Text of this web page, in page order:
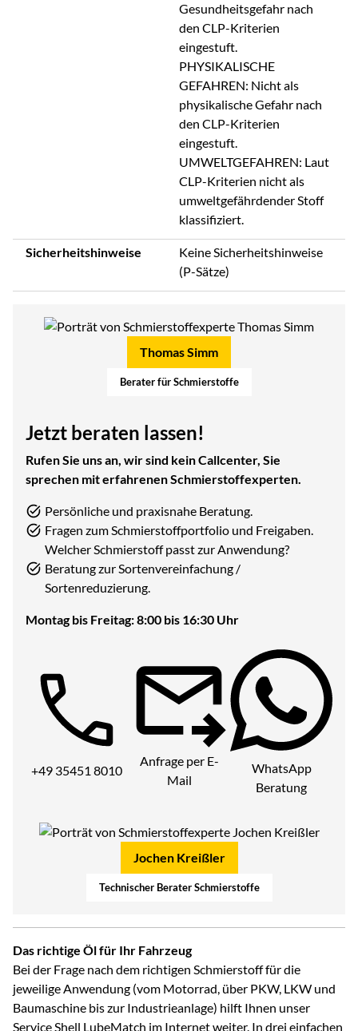
Gesundheitsgefahr nach
den CLP-Kriterien
eingestuft.
PHYSIKALISCHE
GEFAHREN: Nicht als
physikalische Gefahr nach
den CLP-Kriterien
eingestuft.
UMWELTGEFAHREN: Laut
CLP-Kriterien nicht als
umweltgefährdender Stoff
klassifiziert.
Sicherheitshinweise
Keine Sicherheitshinweise
(P-Sätze)
Thomas Simm
Berater für Schmierstoffe
Jetzt beraten lassen!
Rufen Sie uns an, wir sind kein Callcenter, Sie
sprechen mit erfahrenen Schmierstoffexperten.
Persönliche und praxisnahe Beratung.
Fragen zum Schmierstoffportfolio und Freigaben.
Welcher Schmierstoff passt zur Anwendung?
Beratung zur Sortenvereinfachung /
Sortenreduzierung.
Montag bis Freitag: 8:00 bis 16:30 Uhr
Telefon:
+49 35451 8010
Anfrage per E-
Mail
WhatsApp
Beratung
Jochen Kreißler
Technischer Berater Schmierstoffe
Das richtige Öl für Ihr Fahrzeug
Bei der Frage nach dem richtigen Schmierstoff für die
jeweilige Anwendung (vom Motorrad, über PKW, LKW und
Baumaschine bis zur Industrieanlage) hilft Ihnen unser
Service Shell LubeMatch im Internet weiter. In drei einfachen